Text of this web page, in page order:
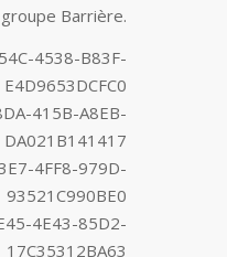
Barrière.